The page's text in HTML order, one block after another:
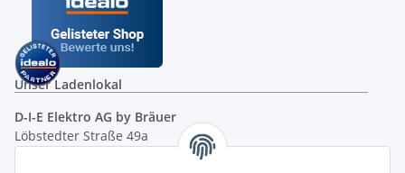
Unser Ladenlokal
D-I-E Elektro AG by Bräuer
Löbstedter Straße 49a
( siehe Google-Maps )